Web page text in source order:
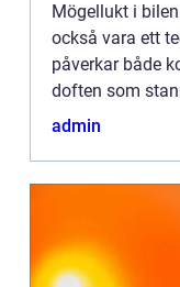
Mögellukt i
också vara ett
påverkar både
doften som
göra...
admin